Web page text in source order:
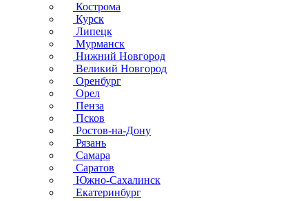
Кострома
Курск
Липецк
Мурманск
Нижний Новгород
Великий Новгород
Оренбург
Орел
Пенза
Псков
Ростов-на-Дону
Рязань
Самара
Саратов
Южно-Сахалинск
Екатеринбург